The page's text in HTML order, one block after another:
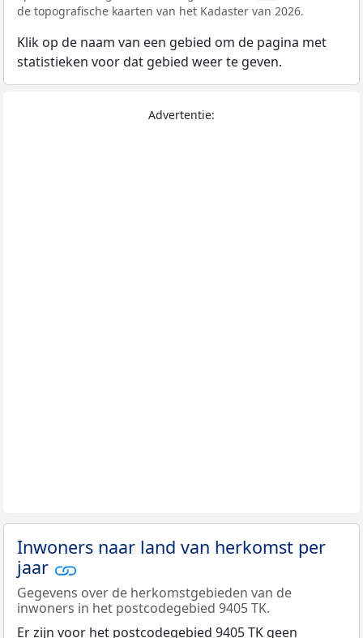
de topografische kaarten van het Kadaster van 2026.
Klik op de naam van een gebied om de pagina met
statistieken voor dat gebied weer te geven.
Advertentie:
Inwoners naar land van herkomst per
jaar
Gegevens over de herkomstgebieden van de
inwoners in het postcodegebied 9405 TK.
Er zijn voor het postcodegebied 9405 TK geen